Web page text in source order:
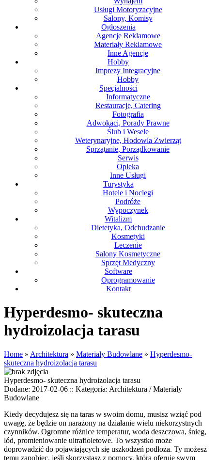
Usługi Motoryzacyjne
Salony, Komisy
Ogłoszenia
Agencje Reklamowe
Materiały Reklamowe
Inne Agencje
Hobby
Imprezy Integracyjne
Hobby
Specjalności
Informatyczne
Restauracje, Catering
Fotografia
Adwokaci, Porady Prawne
Ślub i Wesele
Weterynaryjne, Hodowla Zwierząt
Sprzątanie, Porządkowanie
Serwis
Opieka
Inne Usługi
Turystyka
Hotele i Noclegi
Podróże
Wypoczynek
Witalizm
Dietetyka, Odchudzanie
Kosmetyki
Leczenie
Salony Kosmetyczne
Sprzęt Medyczny
Software
Oprogramowanie
Kontakt
Hyperdesmo- skuteczna
hydroizolacja tarasu
Home » Architektura » Materiały Budowlane » Hyperdesmo-
skuteczna hydroizolacja tarasu
Hyperdesmo- skuteczna hydroizolacja tarasu
Dodane: 2017-02-06 :: Kategoria: Architektura / Materiały
Budowlane
Kiedy decydujesz się na taras w swoim domu, musisz wziąć pod
uwagę, że będzie on narażony na działanie wielu niekorzystnych
czynników. Ogromne różnice temperatur, woda deszczowa, śnieg,
lód, promieniowanie ultrafioletowe. To wszystko może
doprowadzić do pojawiających się uszkodzeń podłoża. Ty możesz
temu zapobiec, jeśli skorzystasz z pomocy, którą oferuje swym